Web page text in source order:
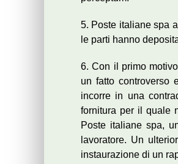
5. Poste italiane spa
le parti hanno
6. Con il primo
un fatto controverso
incorre in una
fornitura per il quale
Poste italiane spa,
lavoratore. Un
instaurazione di un